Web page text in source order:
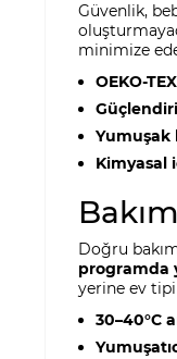
Güvenlik,
minimize
OEKO-
Yumuşak
Kimyasal
Doğru
programda
yerine ev
30–40°C